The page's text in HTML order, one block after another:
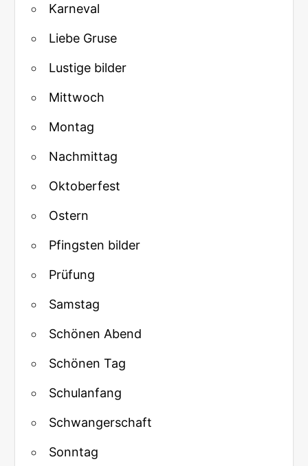
Karneval
Liebe Gruse
Lustige bilder
Mittwoch
Montag
Nachmittag
Oktoberfest
Ostern
Pfingsten bilder
Prüfung
Samstag
Schönen Abend
Schönen Tag
Schulanfang
Schwangerschaft
Sonntag